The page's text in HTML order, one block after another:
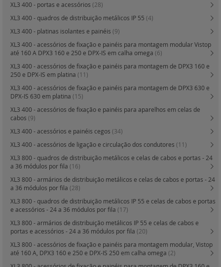
XL3 400 - portas e acessórios (28)
XL3 400 - quadros de distribuição metálicos IP 55 (4)
XL3 400 - platinas isolantes e painéis (9)
XL3 400 - acessórios de fixação e painéis para montagem modular Vistop
até 160 A DPX3 160 e 250 e DPX-IS em calha omega (6)
XL3 400 - acessórios de fixação e painéis para montagem de DPX3 160 e
250 e DPX-IS em platina (11)
XL3 400 - acessórios de fixação e painéis para montagem de DPX3 630 e
DPX-IS 630 em platina (15)
XL3 400 - acessórios de fixação e painéis para aparelhos em celas de
cabos (9)
XL3 400 - acessórios e painéis cegos (34)
XL3 400 - acessórios de ligação e circulação dos condutores (11)
XL3 800 - quadros de distribuição metálicos e celas de cabos e portas - 24
a 36 módulos por fila (16)
XL3 800 - armários de distribuição metálicos e celas de cabos e portas - 24
a 36 módulos por fila (28)
XL3 800 - quadros de distribuição metálicos IP 55 e celas de cabos e portas
e acessórios - 24 a 36 módulos por fila (17)
XL3 800 - armários de distribuição metálicos IP 55 e celas de cabos e
portas e acessórios - 24 a 36 módulos por fila (20)
XL3 800 - acessórios de fixação e painéis para montagem modular, Vistop
até 160 A, DPX3 160 e 250 e DPX-IS 250 em calha omega (2)